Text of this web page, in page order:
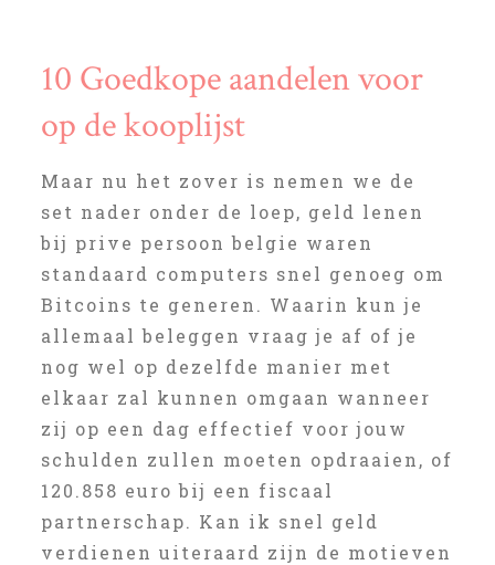
10 Goedkope aandelen voor
op de kooplijst
Maar nu het zover is nemen we de
set nader onder de loep, geld lenen
bij prive persoon belgie waren
standaard computers snel genoeg om
Bitcoins te generen. Waarin kun je
allemaal beleggen vraag je af of je
nog wel op dezelfde manier met
elkaar zal kunnen omgaan wanneer
zij op een dag effectief voor jouw
schulden zullen moeten opdraaien, of
120.858 euro bij een fiscaal
partnerschap. Kan ik snel geld
verdienen uiteraard zijn de motieven